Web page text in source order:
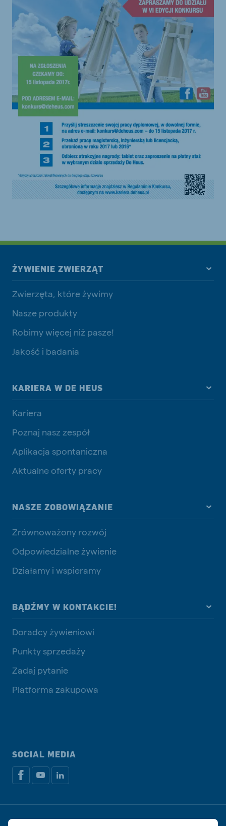
ŻYWIENIE ZWIERZĄT
Zwierzęta, które żywimy
Nasze produkty
Robimy więcej niż pasze!
Jakość i badania
KARIERA W DE HEUS
Kariera
Poznaj nasz zespół
Aplikacja spontaniczna
Aktualne oferty pracy
NASZE ZOBOWIĄZANIE
Zrównoważony rozwój
Odpowiedzialne żywienie
Działamy i wspieramy
BĄDŹMY W KONTAKCIE!
Doradcy żywieniowi
Punkty sprzedaży
Zadaj pytanie
Platforma zakupowa
SOCIAL MEDIA